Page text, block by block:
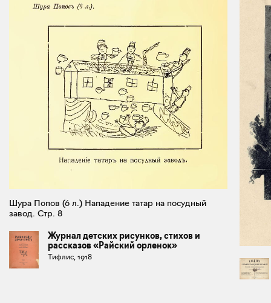
Шура Попов (6 л.) Нападение татар на посудный
завод. Стр. 8
Журнал детских рисунков, стихов и
рассказов «Райский орленок»
Тифлис, 1918